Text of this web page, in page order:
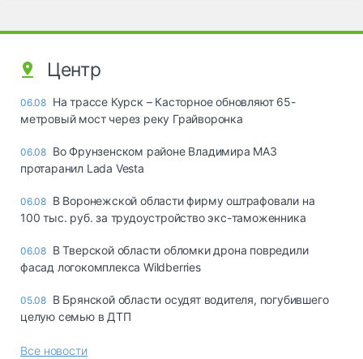
Центр
06.08 На трассе Курск – Касторное обновляют 65-
метровый мост через реку Грайворонка
06.08 Во Фрунзенском районе Владимира МАЗ
протаранил Lada Vesta
06.08 В Воронежской области фирму оштрафовали на
100 тыс. руб. за трудоустройство экс-таможенника
06.08 В Тверской области обломки дрона повредили
фасад логокомплекса Wildberries
05.08 В Брянской области осудят водителя, погубившего
целую семью в ДТП
Все новости